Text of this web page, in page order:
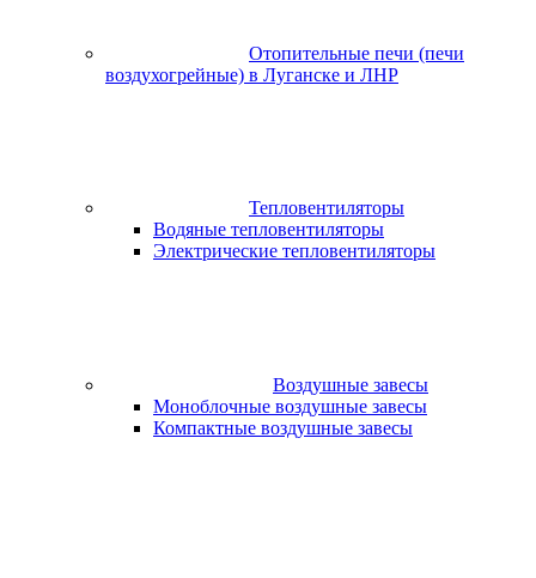
Отопительные печи (печи
воздухогрейные) в Луганске и ЛНР
Тепловентиляторы
Водяные тепловентиляторы
Электрические тепловентиляторы
Воздушные завесы
Моноблочные воздушные завесы
Компактные воздушные завесы